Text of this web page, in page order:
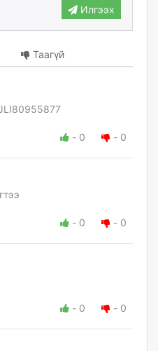
Илгээх
Таагүй
- 0 - 0
- 0 - 0
- 0 - 0